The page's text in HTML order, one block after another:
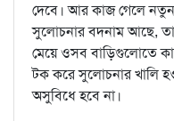
দেবে। আর কাজ গেলে
সুলোচনার বদনাম আছে,
মেয়ে ওসব বাড়িগুলোতে
টক করে সুলোচনার খালি
অসুবিধে হবে না।